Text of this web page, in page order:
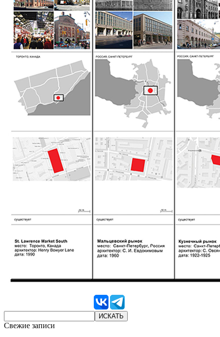
Свежие записи